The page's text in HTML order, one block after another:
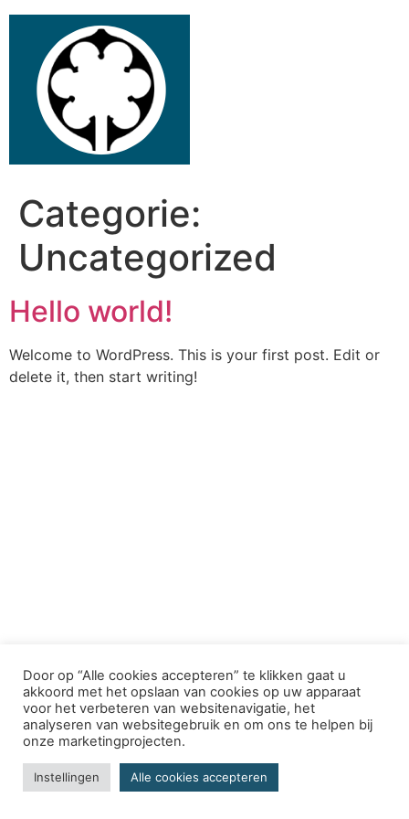
Ga
inhoud
Categorie:
Uncategorized
Hello world!
Welcome to WordPress. This is your first post. Edit or
delete it, then start writing!
Door op “Alle cookies accepteren” te klikken gaat u
akkoord met het opslaan van cookies op uw apparaat
voor het verbeteren van websitenavigatie, het
analyseren van websitegebruik en om ons te helpen bij
onze marketingprojecten.
Instellingen Alle cookies accepteren